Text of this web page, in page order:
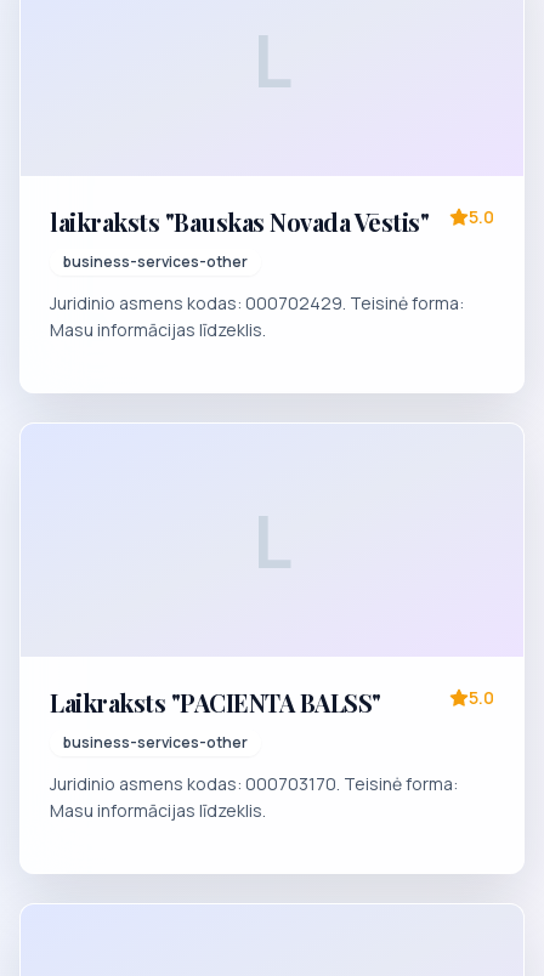
L
laikraksts "Bauskas Novada Vēstis"
business-services-other
5.0
Juridinio asmens kodas: 000702429. Teisinė forma:
Masu informācijas līdzeklis.
L
Laikraksts "PACIENTA BALSS"
business-services-other
5.0
Juridinio asmens kodas: 000703170. Teisinė forma:
Masu informācijas līdzeklis.